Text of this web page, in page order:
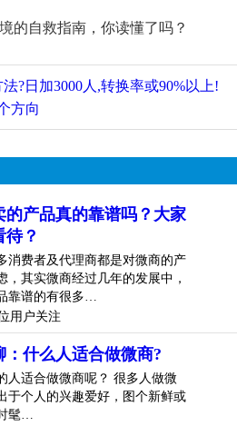
自救指南，你读懂了吗？
?日加3000人,转换率或90%以上!
方向
的产品真的靠谱吗？大家
待？
消费者及代理商都是对微商的产
，其实微商经过几年的发展中，
靠谱的有很多…
用户关注
：什么人适合做微商?
人适合做微商呢？ 很多人做微
于个人的兴趣爱好，图个新鲜或
髦…